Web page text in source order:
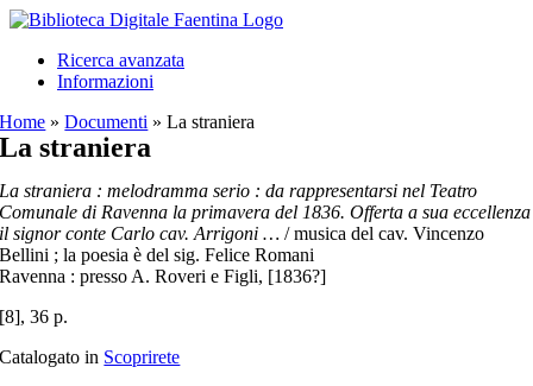
Salta
contenutoRicerca avanzata
Informazioni
Home »Documenti »La straniera
La straniera
La straniera : melodramma serio : da rappresentarsi nel Teatro
Comunale di Ravenna la primavera del 1836. Offerta a sua eccellenza
il signor conte Carlo cav. Arrigoni … / musica del cav. Vincenzo
Bellini ; la poesia è del sig. Felice Romani
Ravenna : presso A. Roveri e Figli, [1836?]
[8], 36 p.
Catalogato in Scoprirete